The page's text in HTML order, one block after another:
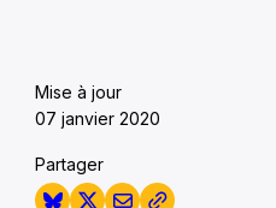
Mise à jour
07 janvier 2020
Partager